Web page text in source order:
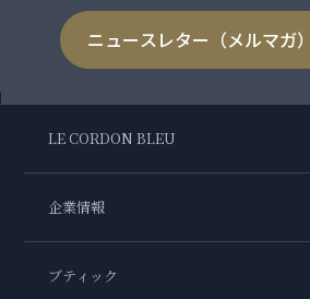
ニュースレター（メルマガ
LE CORDON BLEU
企業情報
ブティック